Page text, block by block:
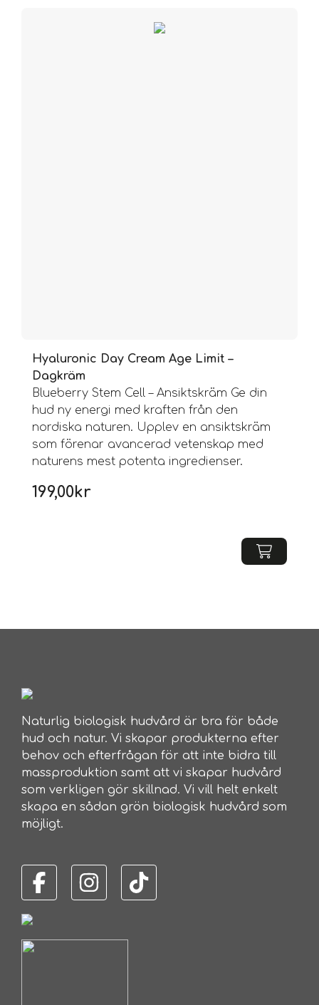
Hyaluronic Day Cream Age Limit –
Dagkräm
Blueberry Stem Cell – Ansiktskräm Ge din
hud ny energi med kraften från den
nordiska naturen. Upplev en ansiktskräm
som förenar avancerad vetenskap med
naturens mest potenta ingredienser.
199,00kr
Naturlig biologisk hudvård är bra för både
hud och natur. Vi skapar produkterna efter
behov och efterfrågan för att inte bidra till
massproduktion samt att vi skapar hudvård
som verkligen gör skillnad. Vi vill helt enkelt
skapa en sådan grön biologisk hudvård som
möjligt.